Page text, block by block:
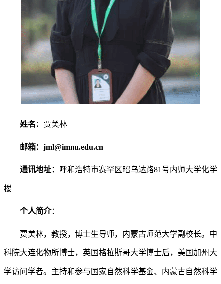
姓名： 贾美林
邮箱： jml@imnu.edu.cn
通讯地址： 呼和浩特市赛罕区昭乌达路81号内师大学化学
楼
个人简介：
贾美林，教授，博士生导师，内蒙古师范大学副校长。中
科院大连化物所博士，英国格拉斯哥大学博士后，美国加州大
学访问学者。主持和参与国家自然科学基金、内蒙古自然科学